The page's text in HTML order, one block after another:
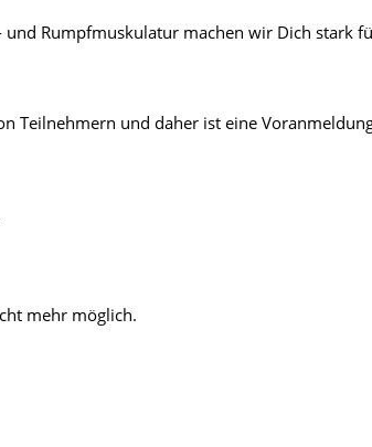
und Rumpfmuskulatur machen wir Dich
Teilnehmern und daher ist eine
mehr möglich.